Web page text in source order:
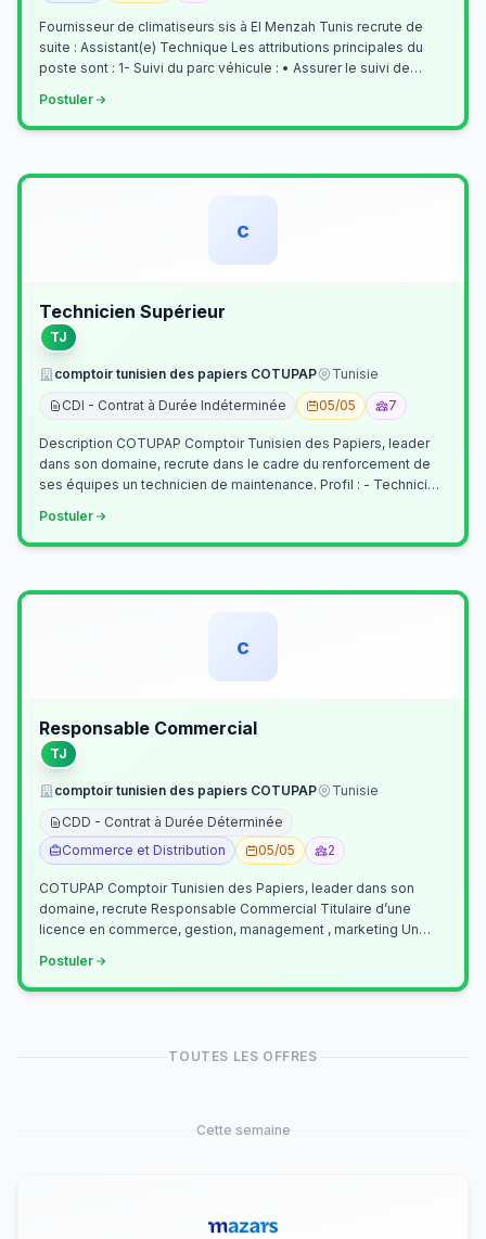
Fournisseur de climatiseurs sis à El Menzah Tunis recrute de
suite : Assistant(e) Technique Les attributions principales du
poste sont : 1- Suivi du parc véhicule : • Assurer le suivi de
Postuler
c
Technicien Supérieur
TJ
comptoir tunisien des papiers COTUPAP
Tunisie
CDI - Contrat à Durée Indéterminée
05/05 7
Description COTUPAP Comptoir Tunisien des Papiers, leader
dans son domaine, recrute dans le cadre du renforcement de
ses équipes un technicien de maintenance. Profil : - Technicien
Postuler
c
Responsable Commercial
TJ
comptoir tunisien des papiers COTUPAP
Tunisie
CDD - Contrat à Durée Déterminée
Commerce et Distribution
05/05 2
COTUPAP Comptoir Tunisien des Papiers, leader dans son
domaine, recrute Responsable Commercial Titulaire d’une
licence en commerce, gestion, management , marketing Un
Postuler
TOUTES LES OFFRES
Cette semaine